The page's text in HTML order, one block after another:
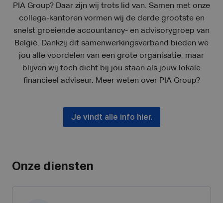
PIA Group? Daar zijn wij trots lid van. Samen met onze
collega-kantoren vormen wij de derde grootste en
snelst groeiende accountancy- en advisorygroep van
België. Dankzij dit samenwerkingsverband bieden we
jou alle voordelen van een grote organisatie, maar
blijven wij toch dicht bij jou staan als jouw lokale
financieel adviseur. Meer weten over PIA Group?
Je vindt alle info hier.
Onze diensten